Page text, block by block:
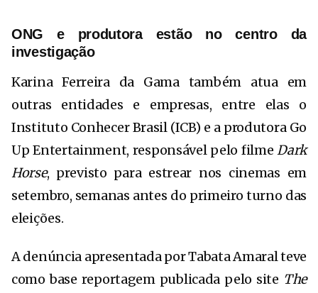
ONG e produtora estão no centro da
investigação
Karina Ferreira da Gama também atua em
outras entidades e empresas, entre elas o
Instituto Conhecer Brasil (ICB) e a produtora Go
Up Entertainment, responsável pelo filmeDark
Horse, previsto para estrear nos cinemas em
setembro, semanas antes do primeiro turno das
eleições.
A denúncia apresentada por Tabata Amaral teve
como base reportagem publicada pelo site The